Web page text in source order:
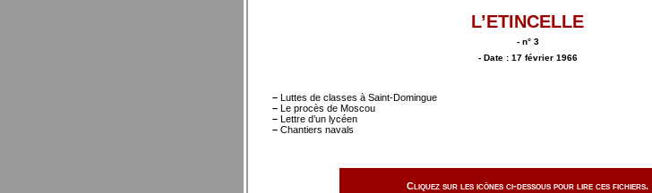
L’ETINCELLE
- n° 3
- Date : 17 février 1966
– Luttes de classes à Saint-Domingue
– Le procès de Moscou
– Lettre d’un lycéen
– Chantiers navals
Cliquez sur les icônes ci-dessous pour lire ces fichiers.